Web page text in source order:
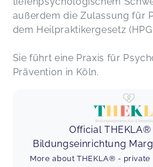
außerdem die Zulassung für
dem Heilpraktikergesetz
Sie führt eine Praxis für
Prävention in Köln.
Official
Bildungseinrichtung
More about THEKLA® -